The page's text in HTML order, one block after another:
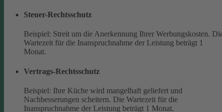
Steuer-Rechtsschutz
Beispiel: Streit um die Anerkennung Ihrer Werbungskosten.
Wartezeit für die Inanspruchnahme der Leistung beträgt 1
Monat.
Vertrags-Rechtsschutz
Beispiel: Ihre Küche wird mangelhaft geliefert und
Nachbesserungen scheitern. Die Wartezeit für die
Inanspruchnahme der Leistung beträgt 1 Monat.